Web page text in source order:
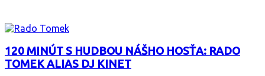
120 MINÚT S HUDBOU NÁŠHO HOSŤA: RADO
TOMEK ALIAS DJ KINET